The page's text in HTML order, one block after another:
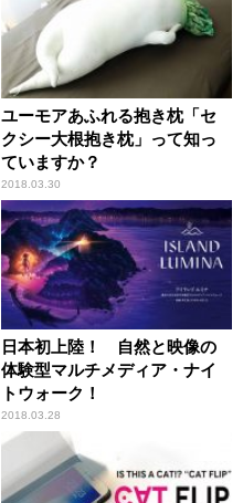
ユーモアあふれる抱き枕「セ
クシー大根抱き枕」って知っ
ていますか？
2018.03.30
日本初上陸！ 自然と映像の
体験型マルチメディア・ナイ
トウォーク！
2018.03.28